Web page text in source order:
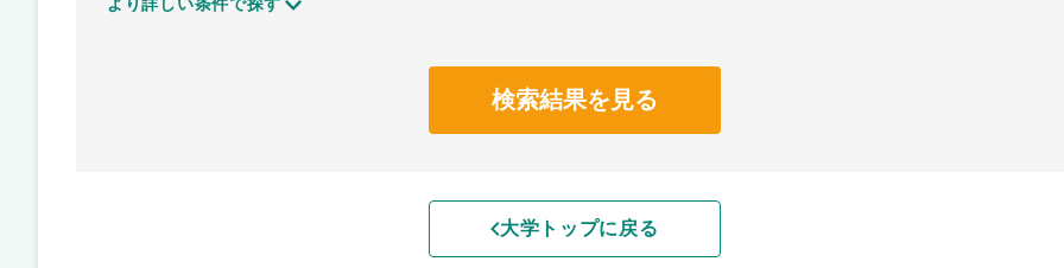
より詳しい条件で探す
検索結果を見る
大学トップに戻る